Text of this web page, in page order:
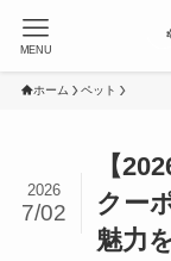
MENU
ホーム ペット
【
クー
魅力
2026
7/02